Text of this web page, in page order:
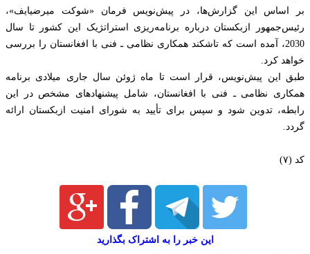
بر اساس این گزارش‌ها، در پیش‌نویس فرمان «شوکت میرضیایف»،
رئیس‌جمهور ازبکستان درباره برنامه‌ریزی استراتژیک این کشور تا سال
2030، آمده است که تاشکند همکاری نظامی‌ ـ ‌فنی با افغانستان را بررسی
خواهد کرد.
طبق این پیش‌نویس، قرار است تا ماه ژوئن سال جاری میلادی برنامه
همکاری نظامی‌ ـ فنی با افغانستان، شامل پیشنهادهای مشخص در این
رابطه، تدوین شود و سپس برای تأیید به شورای امنیت ازبکستان ارائه
گردد.
کد (۷)
این خبر را به اشتراک بگذارید